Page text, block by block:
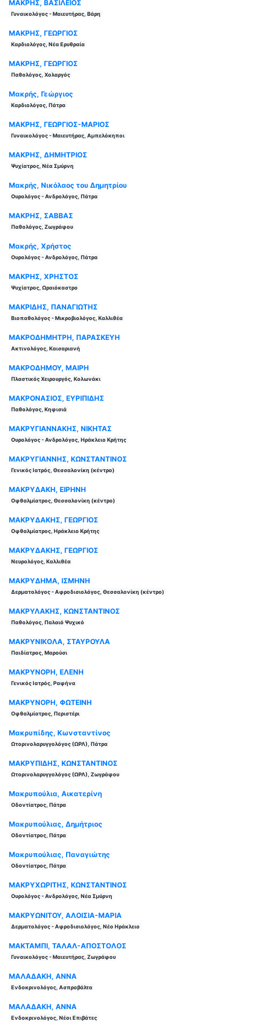
ΜΑΚΡΗΣ, ΒΑΣΙΛΕΙΟΣ
Γυναικολόγος - Μαιευτήρας, Βάρη
ΜΑΚΡΗΣ, ΓΕΩΡΓΙΟΣ
Καρδιολόγος, Νέα Ερυθραία
ΜΑΚΡΗΣ, ΓΕΩΡΓΙΟΣ
Παθολόγος, Χολαργός
Μακρής, Γεώργιος
Καρδιολόγος, Πάτρα
ΜΑΚΡΗΣ, ΓΕΩΡΓΙΟΣ-ΜΑΡΙΟΣ
Γυναικολόγος - Μαιευτήρας, Αμπελόκηποι
ΜΑΚΡΗΣ, ΔΗΜΗΤΡΙΟΣ
Ψυχίατρος, Νέα Σμύρνη
Μακρής, Νικόλαος του Δημητρίου
Ουρολόγος - Ανδρολόγος, Πάτρα
ΜΑΚΡΗΣ, ΣΑΒΒΑΣ
Παθολόγος, Ζωγράφου
Μακρής, Χρήστος
Ουρολόγος - Ανδρολόγος, Πάτρα
ΜΑΚΡΗΣ, ΧΡΗΣΤΟΣ
Ψυχίατρος, Ωραιόκαστρο
ΜΑΚΡΙΔΗΣ, ΠΑΝΑΓΙΩΤΗΣ
Βιοπαθολόγος - Μικροβιολόγος, Καλλιθέα
ΜΑΚΡΟΔΗΜΗΤΡΗ, ΠΑΡΑΣΚΕΥΗ
Ακτινολόγος, Καισαριανή
ΜΑΚΡΟΔΗΜΟΥ, ΜΑΙΡΗ
Πλαστικός Χειρουργός, Κολωνάκι
ΜΑΚΡΟΝΑΣΙΟΣ, ΕΥΡΙΠΙΔΗΣ
Παθολόγος, Κηφισιά
ΜΑΚΡΥΓΙΑΝΝΑΚΗΣ, ΝΙΚΗΤΑΣ
Ουρολόγος - Ανδρολόγος, Ηράκλειο Κρήτης
ΜΑΚΡΥΓΙΑΝΝΗΣ, ΚΩΝΣΤΑΝΤΙΝΟΣ
Γενικός Ιατρός, Θεσσαλονίκη (κέντρο)
ΜΑΚΡΥΔΑΚΗ, ΕΙΡΗΝΗ
Οφθαλμίατρος, Θεσσαλονίκη (κέντρο)
ΜΑΚΡΥΔΑΚΗΣ, ΓΕΩΡΓΙΟΣ
Οφθαλμίατρος, Ηράκλειο Κρήτης
ΜΑΚΡΥΔΑΚΗΣ, ΓΕΩΡΓΙΟΣ
Νευρολόγος, Καλλιθέα
ΜΑΚΡΥΔΗΜΑ, ΙΣΜΗΝΗ
Δερματολόγος - Αφροδισιολόγος, Θεσσαλονίκη (κέντρο)
ΜΑΚΡΥΛΑΚΗΣ, ΚΩΝΣΤΑΝΤΙΝΟΣ
Παθολόγος, Παλαιό Ψυχικό
ΜΑΚΡΥΝΙΚΟΛΑ, ΣΤΑΥΡΟΥΛΑ
Παιδίατρος, Μαρούσι
ΜΑΚΡΥΝΟΡΗ, ΕΛΕΝΗ
Γενικός Ιατρός, Ραφήνα
ΜΑΚΡΥΝΟΡΗ, ΦΩΤΕΙΝΗ
Οφθαλμίατρος, Περιστέρι
Μακρυπίδης, Κωνσταντίνος
Ωτορινολαρυγγολόγος (ΩΡΛ), Πάτρα
ΜΑΚΡΥΠΙΔΗΣ, ΚΩΝΣΤΑΝΤΙΝΟΣ
Ωτορινολαρυγγολόγος (ΩΡΛ), Ζωγράφου
Μακρυπούλια, Αικατερίνη
Οδοντίατρος, Πάτρα
Μακρυπούλιας, Δημήτριος
Οδοντίατρος, Πάτρα
Μακρυπούλιας, Παναγιώτης
Οδοντίατρος, Πάτρα
ΜΑΚΡΥΧΩΡΙΤΗΣ, ΚΩΝΣΤΑΝΤΙΝΟΣ
Ουρολόγος - Ανδρολόγος, Νέα Σμύρνη
ΜΑΚΡΥΩΝΙΤΟΥ, ΑΛΟΙΣΙΑ-ΜΑΡΙΑ
Δερματολόγος - Αφροδισιολόγος, Νέο Ηράκλειο
ΜΑΚΤΑΜΠΙ, ΤΑΛΑΛ-ΑΠΟΣΤΟΛΟΣ
Γυναικολόγος - Μαιευτήρας, Ζωγράφου
ΜΑΛΑΔΑΚΗ, ΑΝΝΑ
Ενδοκρινολόγος, Ασπροβάλτα
ΜΑΛΑΔΑΚΗ, ΑΝΝΑ
Ενδοκρινολόγος, Νέοι Επιβάτες